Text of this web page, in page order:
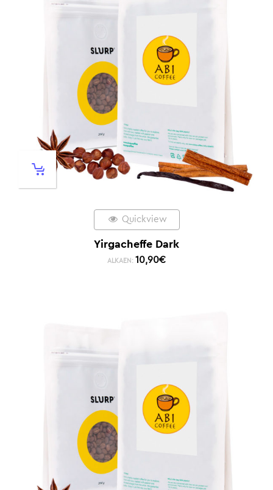
Quickview
Yirgacheffe Dark
ALKAEN: 10,90€